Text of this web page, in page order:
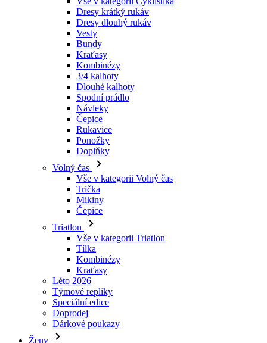
Kraťasy
Kombinézy
3/4 kalhoty
Dlouhé kalhoty
Spodní prádlo
Návleky
Čepice
Rukavice
Ponožky
Doplňky
Volný čas
Vše v kategorii Volný čas
Trička
Mikiny
Čepice
Triatlon
Vše v kategorii Triatlon
Tílka
Kombinézy
Kraťasy
Léto 2026
Týmové repliky
Speciální edice
Doprodej
Dárkové poukazy
Ženy
Vše v kategorii Ženy
Cyklistika
Vše v kategorii Cyklistika